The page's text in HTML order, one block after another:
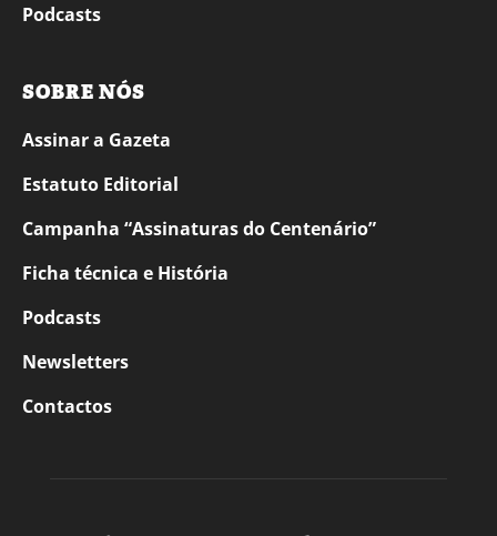
Podcasts
SOBRE NÓS
Assinar a Gazeta
Estatuto Editorial
Campanha “Assinaturas do Centenário”
Ficha técnica e História
Podcasts
Newsletters
Contactos